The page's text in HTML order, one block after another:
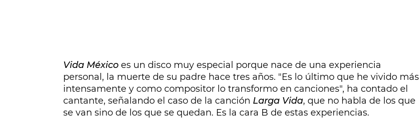
Vida México es un disco muy especial porque nace de una experiencia
personal, la muerte de su padre hace tres años. "Es lo último que he vivido más
intensamente y como compositor lo transformo en canciones", ha contado el
cantante, señalando el caso de la canción Larga Vida, que no habla de los que
se van sino de los que se quedan. Es la cara B de estas experiencias.